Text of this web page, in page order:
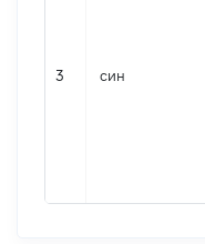
3 син